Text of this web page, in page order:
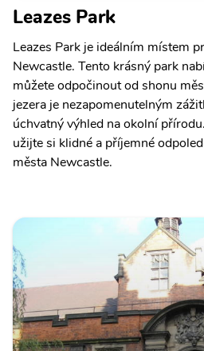
Leazes Park
Leazes Park je ideálním místem
Newcastle. Tento krásný park
můžete odpočinout od shonu
jezera je nezapomenutelným
úchvatný výhled na okolní
užijte si klidné a příjemné
města Newcastle.